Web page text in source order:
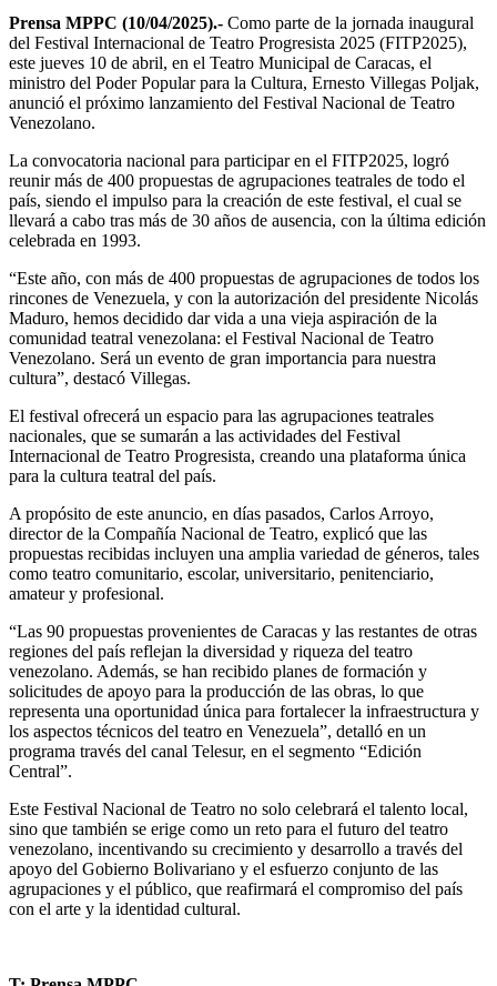
Prensa MPPC (10/04/2025).- Como parte de la jornada inaugural
del Festival Internacional de Teatro Progresista 2025 (FITP2025),
este jueves 10 de abril, en el Teatro Municipal de Caracas, el
ministro del Poder Popular para la Cultura, Ernesto Villegas Poljak,
anunció el próximo lanzamiento del Festival Nacional de Teatro
Venezolano.
La convocatoria nacional para participar en el FITP2025, logró
reunir más de 400 propuestas de agrupaciones teatrales de todo el
país, siendo el impulso para la creación de este festival, el cual se
llevará a cabo tras más de 30 años de ausencia, con la última edición
celebrada en 1993.
“Este año, con más de 400 propuestas de agrupaciones de todos los
rincones de Venezuela, y con la autorización del presidente Nicolás
Maduro, hemos decidido dar vida a una vieja aspiración de la
comunidad teatral venezolana: el Festival Nacional de Teatro
Venezolano. Será un evento de gran importancia para nuestra
cultura”, destacó Villegas.
El festival ofrecerá un espacio para las agrupaciones teatrales
nacionales, que se sumarán a las actividades del Festival
Internacional de Teatro Progresista, creando una plataforma única
para la cultura teatral del país.
A propósito de este anuncio, en días pasados, Carlos Arroyo,
director de la Compañía Nacional de Teatro, explicó que las
propuestas recibidas incluyen una amplia variedad de géneros, tales
como teatro comunitario, escolar, universitario, penitenciario,
amateur y profesional.
“Las 90 propuestas provenientes de Caracas y las restantes de otras
regiones del país reflejan la diversidad y riqueza del teatro
venezolano. Además, se han recibido planes de formación y
solicitudes de apoyo para la producción de las obras, lo que
representa una oportunidad única para fortalecer la infraestructura y
los aspectos técnicos del teatro en Venezuela”, detalló en un
programa través del canal Telesur, en el segmento “Edición
Central”.
Este Festival Nacional de Teatro no solo celebrará el talento local,
sino que también se erige como un reto para el futuro del teatro
venezolano, incentivando su crecimiento y desarrollo a través del
apoyo del Gobierno Bolivariano y el esfuerzo conjunto de las
agrupaciones y el público, que reafirmará el compromiso del país
con el arte y la identidad cultural.